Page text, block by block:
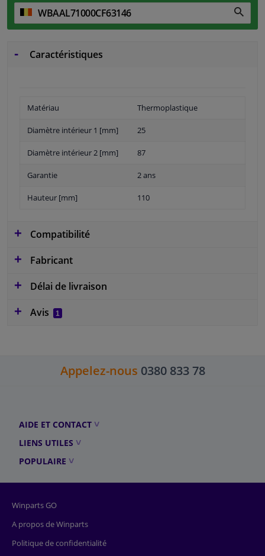
Caractéristiques
Matériau Thermoplastique
Diamètre intérieur 1 [mm] 25
Diamètre intérieur 2 [mm] 87
Garantie 2 ans
Hauteur [mm] 110
Compatibilité
Fabricant
Délai de livraison
Avis
1
Appelez-nous 0380 833 78
AIDE ET CONTACT
LIENS UTILES
POPULAIRE
Winparts GO
A propos de Winparts
Politique de confidentialité